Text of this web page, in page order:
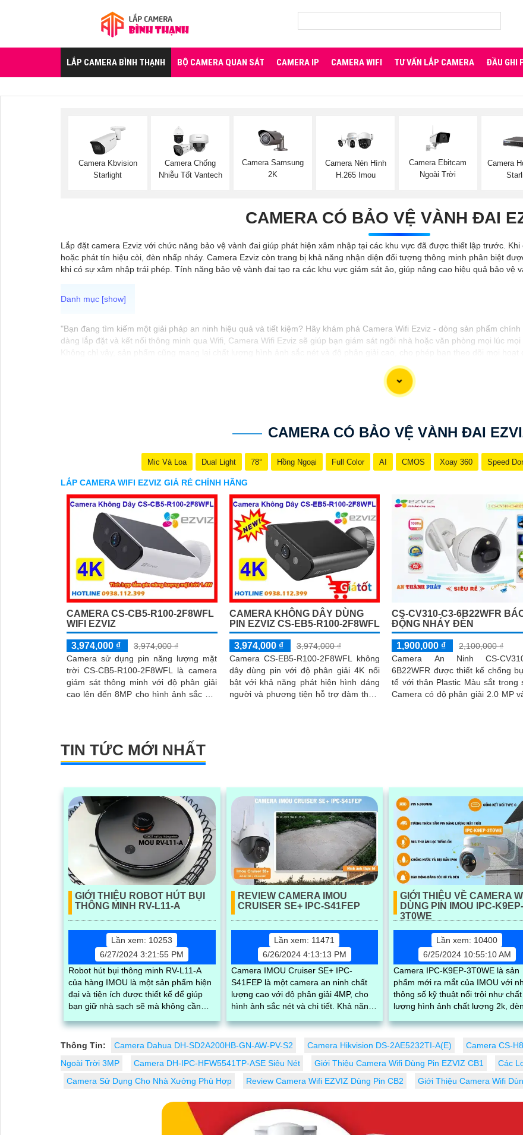
LẮP CAMERA BÌNH THẠNH BỘ CAMERA QUAN SÁT CAMERA IP CAMERA WIFI TƯ VẤN LẮP CAMERA ĐẦU GHI
Camera Kbvision
Starlight
Camera Chống
Nhiễu Tốt Vantech
Camera Samsung
2K
Camera Nén Hình
H.265 Imou
Camera Ebitcam
Ngoài Trời
Camera
CAMERA CÓ BẢO VỆ VÀNH ĐAI
Lắp đặt camera Ezviz với chức năng bảo vệ vành đai giúp phát hiện xâm nhập tại các khu vực đã được thiết lập trước.
hoặc phát tín hiệu còi, đèn nhấp nháy. Camera Ezviz còn trang bị khả năng nhận diện đối tượng thông minh phân biệt
khi có sự xâm nhập trái phép. Tính năng bảo vệ vành đai tạo ra các khu vực giám sát ảo, giúp nâng cao hiệu quả bảo vệ
"Bạn đang tìm kiếm một giải pháp an ninh hiệu quả và tiết kiệm? Hãy khám phá Camera Wifi Ezviz - dòng sản phẩm
dàng lắp đặt và kết nối thông minh qua Wifi, Camera Wifi Ezviz sẽ giúp bạn giám sát ngôi nhà hoặc văn phòng mọi lúc
Camera Wifi Ezviz giá rẻ chính hãng để bảo vệ tài sản và gia đình của bạn ngay hôm nay!"
'
CAMERA CÓ BẢO VỆ VÀNH ĐAI
Mic Và Loa Dual Light 78° Hồng Ngoại Full Color AI CMOS Xoay 360 Speed
LẮP CAMERA WIFI EZVIZ GIÁ RẺ CHÍNH HÃNG
CAMERA CS-CB5-R100-2F8WFL
WIFI EZVIZ
3,974,000 ₫
3,974,000 ₫
Camera sử dụng pin năng lượng mặt
trời CS-CB5-R100-2F8WFL là camera
giám sát thông minh với độ phân giải
cao lên đến 8MP cho hình ảnh sắc nét
phát hiện xâm nhập Thiết kế bền bỉ
chống nước IP65 phù hợp lắp đặt trong
mọi điều kiện thời tiết. Camera An Ninh
còi hú, đèn chớp báo động, Wifi Không
Dây, chức năng AI deep learning phân
biệt người & phương tiện
CAMERA KHÔNG DÂY DÙNG
PIN EZVIZ CS-EB5-R100-2F8WFL
3,974,000 ₫
3,974,000 ₫
Camera CS-EB5-R100-2F8WFL không
dây dùng pin với độ phân giải 4K nổi
bật với khả năng phát hiện hình dáng
người và phương tiện hỗ trợ đàm thoại
CS-CV310-C3-6B22WFR
ĐỘNG NHÁY ĐÈN
1,900,000 ₫
2,100,000 ₫
Camera An Ninh CS-
6B22WFR được thiết kế chống
tế với thân Plastic Màu sắt trong
Camera có độ phân giải 2.0 MP
TIN TỨC MỚI NHẤT
GIỚI THIỆU ROBOT HÚT BỤI
THÔNG MINH RV-L11-A
Lần xem: 10253
6/27/2024 3:21:55 PM
Robot hút bụi thông minh RV-L11-A
của hàng IMOU là một sản phẩm hiện
đại và tiện ích được thiết kế để giúp
bạn giữ nhà sạch sẽ mà không cần
...
REVIEW CAMERA IMOU
CRUISER SE+ IPC-S41FEP
Lần xem: 11471
6/26/2024 4:13:13 PM
Camera IMOU Cruiser SE+ IPC-
S41FEP là một camera an ninh chất
lượng cao với độ phân giải 4MP, cho
hình ảnh sắc nét và chi tiết. Khả năng
bụi bẩn...
GIỚI THIỆU VỀ CAMERA
DÙNG PIN IMOU IPC-K9EP-
3T0WE
Lần xem: 10400
6/25/2024 10:55:10 AM
Camera IPC-K9EP-3T0WE là sản
phẩm mới ra mắt của IMOU với
thông số kỹ thuật nổi trội như chất
lượng hình ảnh chất lượng 2k, đèn
xoay...
Thông Tin: Camera Dahua DH-SD2A200HB-GN-AW-PV-S2 Camera Hikvision DS-2AE5232TI-A(E) Camera CS-
Ngoài Trời 3MP
Camera DH-IPC-HFW5541TP-ASE Siêu Nét Giới Thiệu Camera Wifi Dùng Pin EZVIZ CB1
Các
Camera Sử Dụng Cho Nhà Xưởng Phù Hợp
Review Camera Wifi EZVIZ Dùng Pin CB2 Giới Thiệu Camera Wifi